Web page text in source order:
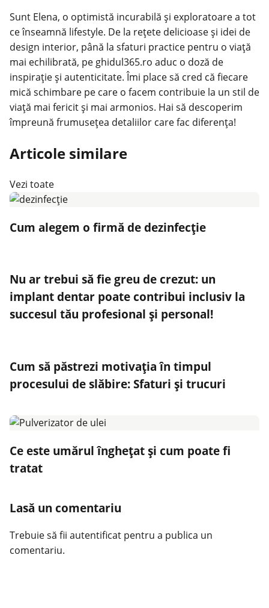
Sunt Elena, o optimistă incurabilă și exploratoare a tot
ce înseamnă lifestyle. De la rețete delicioase și idei de
design interior, până la sfaturi practice pentru o viață
mai echilibrată, pe ghidul365.ro aduc o doză de
inspirație și autenticitate. Îmi place să cred că fiecare
mică schimbare pe care o facem contribuie la un stil de
viață mai fericit și mai armonios. Hai să descoperim
împreună frumusețea detaliilor care fac diferența!
Articole similare
Vezi toate
Cum alegem o firmă de dezinfecție
Nu ar trebui să fie greu de crezut: un
implant dentar poate contribui inclusiv la
succesul tău profesional și personal!
Cum să păstrezi motivația în timpul
procesului de slăbire: Sfaturi și trucuri
Ce este umărul înghețat și cum poate fi
tratat
Lasă un comentariu
Trebuie să fii autentificat pentru a publica un
comentariu.